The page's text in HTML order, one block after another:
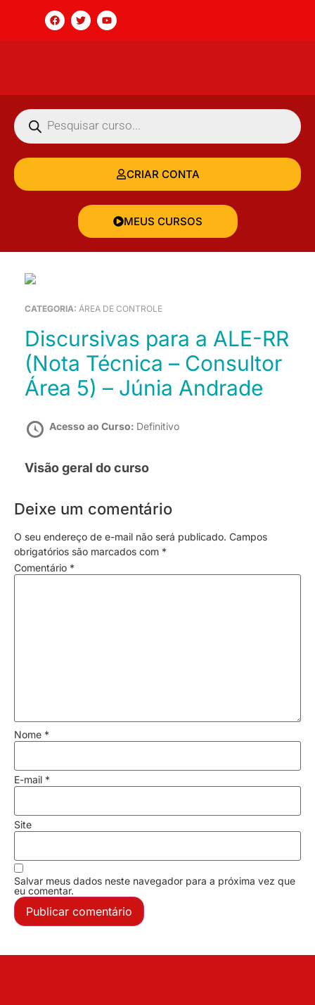
CRIAR CONTA
MEUS CURSOS
CATEGORIA: ÁREA DE CONTROLE
Discursivas para a ALE-RR
(Nota Técnica – Consultor
Área 5) – Júnia Andrade
Acesso ao Curso: Definitivo
Visão geral do curso
Deixe um comentário
O seu endereço de e-mail não será publicado. Campos
obrigatórios são marcados com *
Comentário *
Nome *
E-mail *
Site
Salvar meus dados neste navegador para a próxima vez que
eu comentar.